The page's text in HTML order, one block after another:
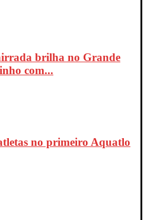
brilha no Grande
com...
no primeiro Aquatlo